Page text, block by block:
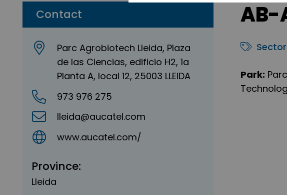
Contact
Parc Agrobiotech Lleida, Plaza
de las Ciencias, edificio H2, 1a
Planta A, local 12, 25003 LLEIDA
973 976 275
lleida@aucatel.com
www.aucatel.com/
Province:
Lleida
AB-
Park: